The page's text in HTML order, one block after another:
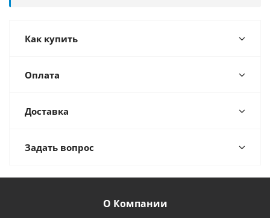
Как купить
Оплата
Доставка
Задать вопрос
О Компании